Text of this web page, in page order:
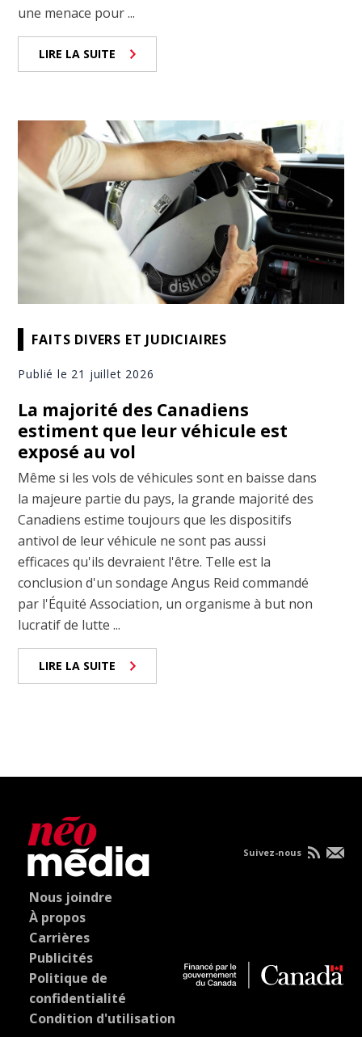
une menace pour ...
LIRE LA SUITE
FAITS DIVERS ET JUDICIAIRES
Publié le 21 juillet 2026
La majorité des Canadiens
estiment que leur véhicule est
exposé au vol
Même si les vols de véhicules sont en baisse dans
la majeure partie du pays, la grande majorité des
Canadiens estime toujours que les dispositifs
antivol de leur véhicule ne sont pas aussi
efficaces qu'ils devraient l'être. Telle est la
conclusion d'un sondage Angus Reid commandé
par l'Équité Association, un organisme à but non
lucratif de lutte ...
LIRE LA SUITE
Nous joindre
À propos
Carrières
Publicités
Politique de
confidentialité
Condition d'utilisation
Suivez-nous